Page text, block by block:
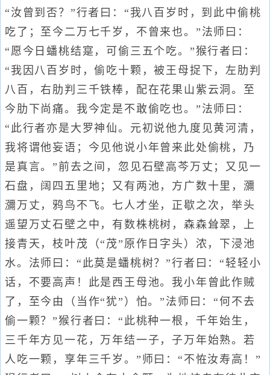
“汝曾到否？”行者曰：“我八百岁时，到此中偷桃
吃了；至今二万七千岁，不曾来也。”法师曰：
“愿今日蟠桃结寔，可偷三五个吃。”猴行者曰：
“我因八百岁时，偷吃十颗，被王母捉下，左肋判
八百，右肋判三千铁棒，配在花果山紫云洞。至
今肋下尚痛。我今定是不敢偷吃也。”法师曰：
“此行者亦是大罗神仙。元初说他九度见黄河清，
我将谓他妄语；今见他说小年曾来此处偷桃，乃
是真言。”前去之间，忽见石壁高芩万丈；又见一
石盘，阔四五里地；又有两池，方广数十里，瀰
瀰万丈，鸦鸟不飞。七人才坐，正歇之次，举头
遥望万丈石壁之中，有数株桃树，森森耸翠，上
接青天，枝叶茂（“茂”原作日字头）浓，下浸池
水。法师曰：“此莫是蟠桃树？”行者曰：“轻轻小
话，不要高声！此是西王母池。我小年曾此作贼
了，至今由（当作“犹”）怕。”法师曰：“何不去
偷一颗？”猴行者曰：“此桃种一根，千年始生，
三千年方见一花，万年结一子，子万年始熟。若
人吃一颗，享年三千岁。”师曰：“不恠汝寿高！”